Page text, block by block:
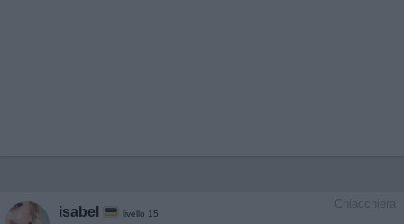
Chiacchiera
isabel livello 15